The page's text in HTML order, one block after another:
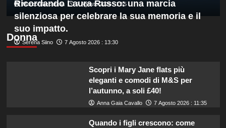
Marco Vaccarella 7 Agosto 2026 : 1:55
Donna
Ricordando Laura Russo: una marcia
silenziosa per celebrare la sua memoria e il
suo impatto.
Serena Siino 7 Agosto 2026 : 13:30
Scopri i Mary Jane flats più
eleganti e comodi di M&S per
l’autunno, a soli £40!
Anna Gaia Cavallo 7 Agosto 2026 : 11:35
Quando i figli crescono: come